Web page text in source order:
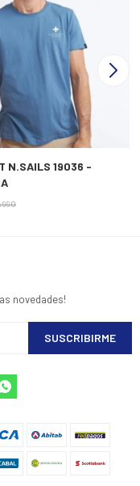
N.SAILS 19036 -
990
novedades!
SUSCRIBIRME